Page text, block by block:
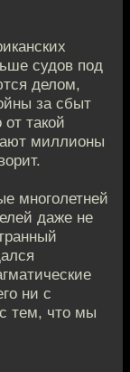
судов под
делом,
за сбыт
такой
миллионы
многолетней
даже не
ни с
тем, что мы